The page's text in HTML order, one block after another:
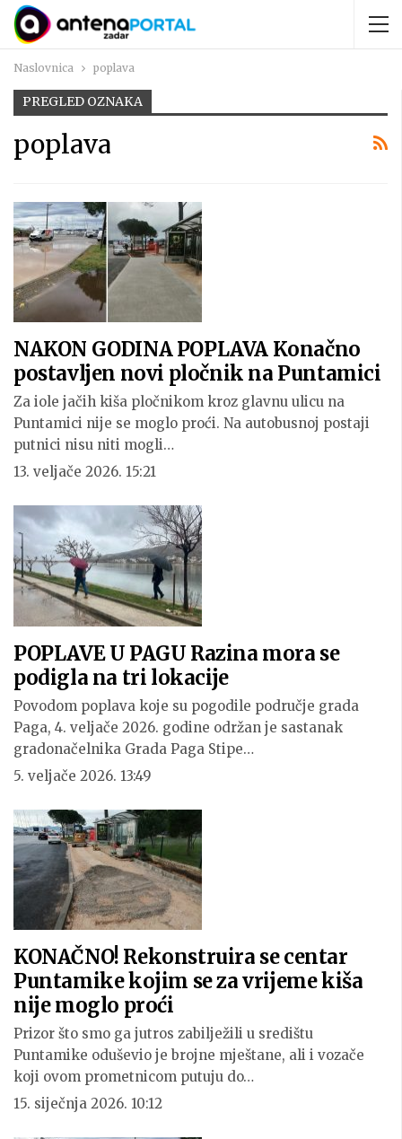
Naslovnica poplava
PREGLED OZNAKA
poplava
NAKON GODINA POPLAVA Konačno
postavljen novi pločnik na Puntamici
Za iole jačih kiša pločnikom kroz glavnu ulicu na
Puntamici nije se moglo proći. Na autobusnoj postaji
putnici nisu niti mogli…
13. veljače 2026. 15:21
POPLAVE U PAGU Razina mora se
podigla na tri lokacije
Povodom poplava koje su pogodile područje grada
Paga, 4. veljače 2026. godine održan je sastanak
gradonačelnika Grada Paga Stipe…
5. veljače 2026. 13:49
KONAČNO! Rekonstruira se centar
Puntamike kojim se za vrijeme kiša
nije moglo proći
Prizor što smo ga jutros zabilježili u središtu
Puntamike oduševio je brojne mještane, ali i vozače
koji ovom prometnicom putuju do…
15. siječnja 2026. 10:12